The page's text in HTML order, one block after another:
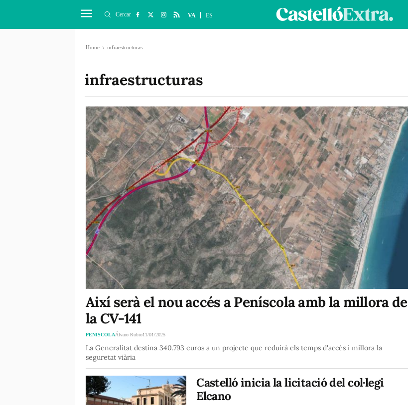
Cercar VA ES
Home infraestructuras
infraestructuras
Així serà el nou accés a Peníscola amb la millora de
la CV-141
PENISCOLAÁlvaro Rubio11/01/2025
La Generalitat destina 340.793 euros a un projecte que reduirà els temps d'accés i millora la
seguretat viària
Castelló inicia la licitació del col·legi
Elcano